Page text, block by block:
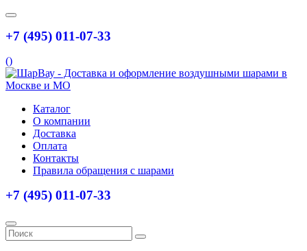
+7 (495) 011-07-33
()
Каталог
О компании
Доставка
Оплата
Контакты
Правила обращения с шарами
+7 (495) 011-07-33